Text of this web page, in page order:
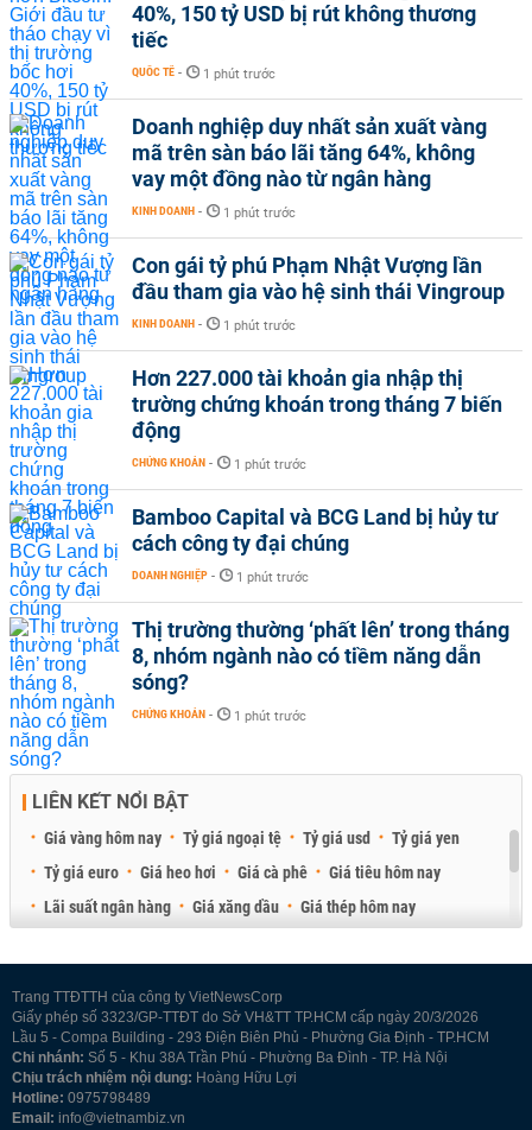
40%, 150 tỷ USD bị rút không thương
tiếc
QUỐC TẾ - 1 phút trước
Doanh nghiệp duy nhất sản xuất vàng
mã trên sàn báo lãi tăng 64%, không
vay một đồng nào từ ngân hàng
KINH DOANH - 1 phút trước
Con gái tỷ phú Phạm Nhật Vượng lần
đầu tham gia vào hệ sinh thái Vingroup
KINH DOANH - 1 phút trước
Hơn 227.000 tài khoản gia nhập thị
trường chứng khoán trong tháng 7 biến
động
CHỨNG KHOÁN - 1 phút trước
Bamboo Capital và BCG Land bị hủy tư
cách công ty đại chúng
DOANH NGHIỆP - 1 phút trước
Thị trường thường ‘phất lên’ trong tháng
8, nhóm ngành nào có tiềm năng dẫn
sóng?
CHỨNG KHOÁN - 1 phút trước
LIÊN KẾT NỔI BẬT
Giá vàng hôm nay Tỷ giá ngoại tệ Tỷ giá usd
Tỷ giá yen
Tỷ giá euro
Giá heo hơi Giá cà phê
Giá tiêu hôm nay
Lãi suất ngân hàng
Giá xăng dầu
Giá thép hôm nay
Trang TTĐTTH của công ty VietNewsCorp
Giấy phép số 3323/GP-TTĐT do Sở VH&TT TP.HCM cấp ngày 20/3/2026
Lầu 5 - Compa Building - 293 Điện Biên Phủ - Phường Gia Định - TP.HCM
Chi nhánh: Số 5 - Khu 38A Trần Phú - Phường Ba Đình - TP. Hà Nội
Chịu trách nhiệm nội dung: Hoàng Hữu Lợi
Hotline: 0975798489
Email: info@vietnambiz.vn